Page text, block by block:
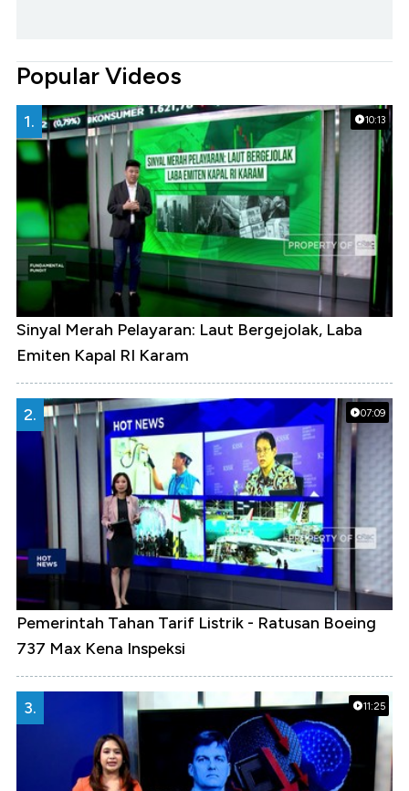
Popular Videos
10:13
1.
Sinyal Merah Pelayaran: Laut Bergejolak, Laba
Emiten Kapal RI Karam
07:09
2.
Pemerintah Tahan Tarif Listrik - Ratusan Boeing
737 Max Kena Inspeksi
11:25
3.